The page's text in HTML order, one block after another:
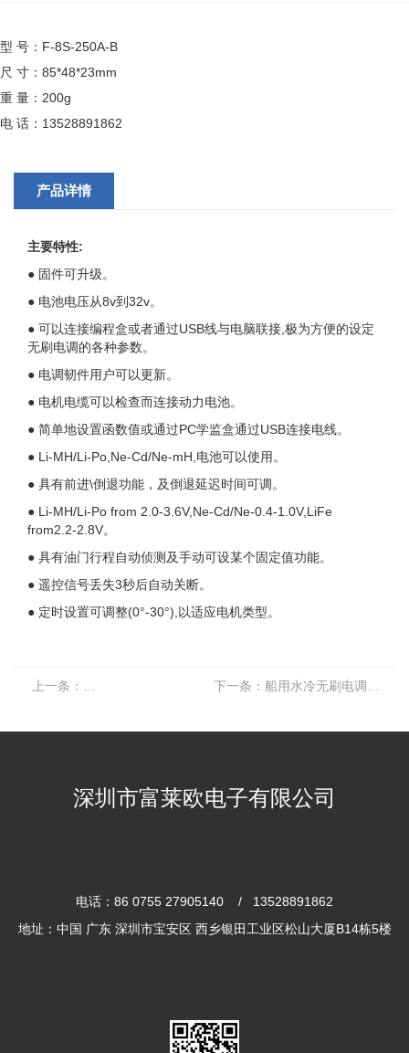
型 号：F-8S-250A-B
尺 寸：85*48*23mm
重 量：200g
电 话：13528891862
产品详情
主要特性:
● 固件可升级。
● 电池电压从8v到32v。
● 可以连接编程盒或者通过USB线与电脑联接,极为方便的设定
无刷电调的各种参数。
● 电调韧件用户可以更新。
● 电机电缆可以检查而连接动力电池。
● 简单地设置函数值或通过PC学监盒通过USB连接电线。
● Li-MH/Li-Po,Ne-Cd/Ne-mH,电池可以使用。
● 具有前进\倒退功能，及倒退延迟时间可调。
● Li-MH/Li-Po from 2.0-3.6V,Ne-Cd/Ne-0.4-1.0V,LiFe
from2.2-2.8V。
● 具有油门行程自动侦测及手动可设某个固定值功能。
● 遥控信号丢失3秒后自动关断。
● 定时设置可调整(0°-30°),以适应电机类型。
船用水冷无刷电调8S 300A下一条： 船用水冷无刷电调8S 200A
深圳市富莱欧电子有限公司
电话：86 0755 27905140 / 13528891862
地址：中国 广东 深圳市宝安区 西乡银田工业区松山大厦B14栋5楼